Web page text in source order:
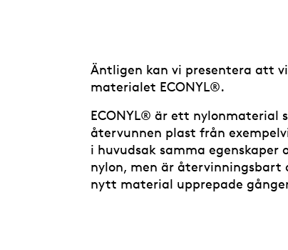
Äntligen kan vi presentera att
materialet ECONYL®.
ECONYL® är ett nylonmaterial
återvunnen plast från
i huvudsak samma egenskaper
nylon, men är återvinningsbart
nytt material upprepade